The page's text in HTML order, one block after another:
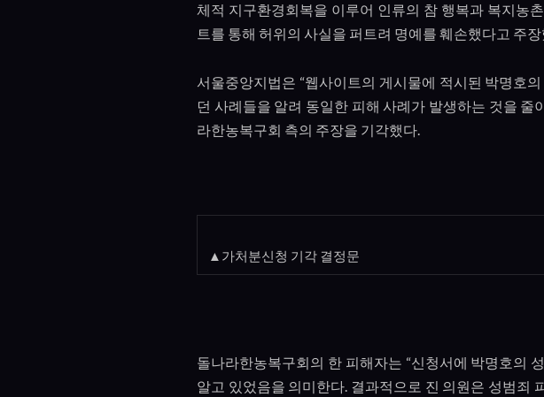
체적 지구환경회복을 이루어 인류의 참 행복과 복지농
트를 통해 허위의 사실을 퍼트려 명예를 훼손했다고 주
서울중앙지법은 “웹사이트의 게시물에 적시된 박명호
던 사례들을 알려 동일한 피해 사례가 발생하는 것을
라한농복구회 측의 주장을 기각했다.
▲가처분신청 기각 결정문
돌나라한농복구회의 한 피해자는 “신청서에 박명호의
알고 있었음을 의미한다. 결과적으로 진 의원은 성범죄